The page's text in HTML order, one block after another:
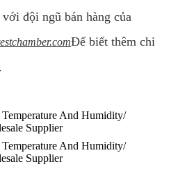
đội ngũ bán hàng của
Để biết thêm chi
And Humidity/
Supplier
And Humidity/
Supplier